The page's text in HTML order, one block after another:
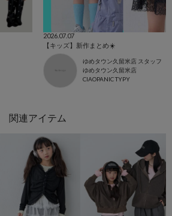
2026.07.07
【キッズ】新作まとめ☀️
ゆめタウン久留米店 スタッフ
ゆめタウン久留米店
CIAOPANIC TYPY